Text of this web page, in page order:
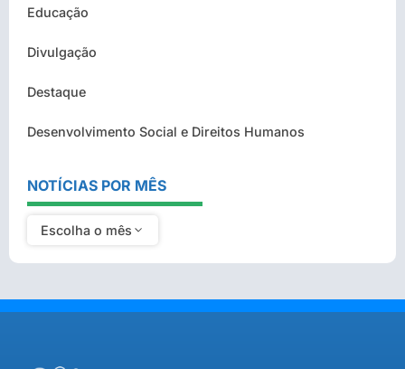
Educação
Divulgação
Destaque
Desenvolvimento Social e Direitos Humanos
NOTÍCIAS POR MÊS
Escolha o mês